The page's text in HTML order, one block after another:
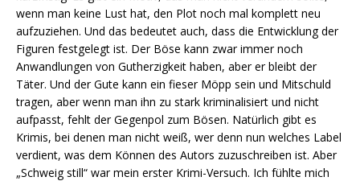
wenn man keine Lust hat, den Plot noch mal komplett neu
aufzuziehen. Und das bedeutet auch, dass die Entwicklung der
Figuren festgelegt ist. Der Böse kann zwar immer noch
Anwandlungen von Gutherzigkeit haben, aber er bleibt der
Täter. Und der Gute kann ein fieser Möpp sein und Mitschuld
tragen, aber wenn man ihn zu stark kriminalisiert und nicht
aufpasst, fehlt der Gegenpol zum Bösen. Natürlich gibt es
Krimis, bei denen man nicht weiß, wer denn nun welches Label
verdient, was dem Können des Autors zuzuschreiben ist. Aber
„Schweig still“ war mein erster Krimi-Versuch. Ich fühlte mich